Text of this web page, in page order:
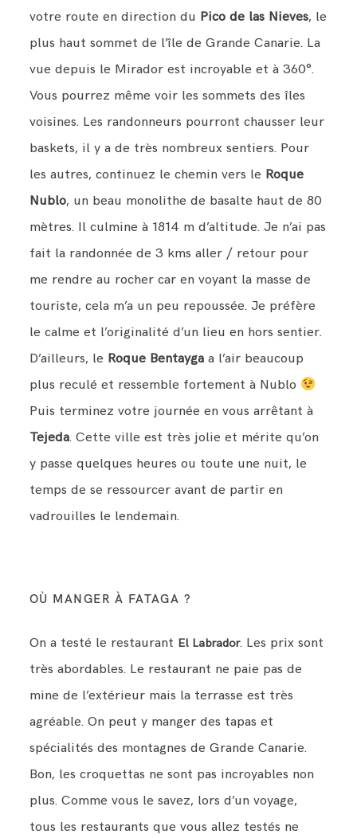
votre route en direction du Pico de las Nieves, le
plus haut sommet de l’île de Grande Canarie. La
vue depuis le Mirador est incroyable et à 360°.
Vous pourrez même voir les sommets des îles
voisines. Les randonneurs pourront chausser leur
baskets, il y a de très nombreux sentiers. Pour
les autres, continuez le chemin vers le Roque
Nublo, un beau monolithe de basalte haut de 80
mètres. Il culmine à 1814 m d’altitude. Je n’ai pas
fait la randonnée de 3 kms aller / retour pour
me rendre au rocher car en voyant la masse de
touriste, cela m’a un peu repoussée. Je préfère
le calme et l’originalité d’un lieu en hors sentier.
D’ailleurs, le Roque Bentaygaa l’air beaucoup
plus reculé et ressemble fortement à Nublo
Puis terminez votre journée en vous arrêtant à
Tejeda. Cette ville est très jolie et mérite qu’on
y passe quelques heures ou toute une nuit, le
temps de se ressourcer avant de partir en
vadrouilles le lendemain.
OÙ MANGER À FATAGA ?
On a testé le restaurant El Labrador. Les prix sont
très abordables. Le restaurant ne paie pas de
mine de l’extérieur mais la terrasse est très
agréable. On peut y manger des tapas et
spécialités des montagnes de Grande Canarie.
Bon, les croquettas ne sont pas incroyables non
plus. Comme vous le savez, lors d’un voyage,
tous les restaurants que vous allez testés ne